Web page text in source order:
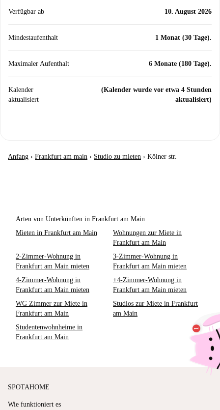
Verfügbar ab 10. August 2026
Mindestaufenthalt 1 Monat (30 Tage).
Maximaler Aufenthalt 6 Monate (180 Tage).
Kalender
aktualisiert
(Kalender wurde vor etwa 4 Stunden
aktualisiert)
Anfang › Frankfurt am main › Studio zu mieten › Kölner str.
Arten von Unterkünften in Frankfurt am Main
Mieten in Frankfurt am Main
Wohnungen zur Miete in
Frankfurt am Main
2-Zimmer-Wohnung in
Frankfurt am Main mieten
3-Zimmer-Wohnung in
Frankfurt am Main mieten
4-Zimmer-Wohnung in
Frankfurt am Main mieten
+4-Zimmer-Wohnung in
Frankfurt am Main mieten
WG Zimmer zur Miete in
Frankfurt am Main
Studios zur Miete in Frankfurt
am Main
Studentenwohnheime in
Frankfurt am Main
SPOTAHOME
Wie funktioniert es